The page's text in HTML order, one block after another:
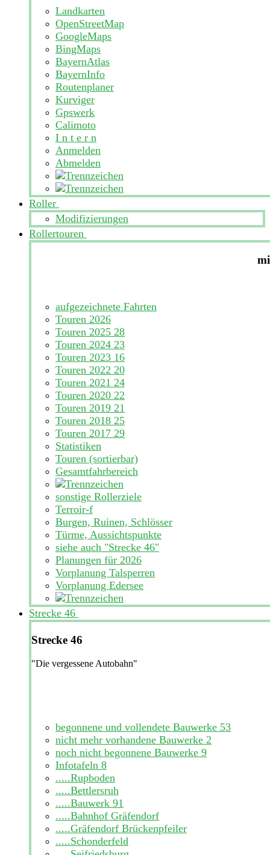
Landkarten
OpenStreetMap
GoogleMaps
BingMaps
BayernAtlas
BayernInfo
Routenplaner
Kurviger
Gpswerk
Calimoto
I n t e r n
Anmelden
Abmelden
Roller
Modifizierungen
Rollertouren
aufgezeichnete Fahrten
Touren 2026
Touren 2025 28
Touren 2024 23
Touren 2023 16
Touren 2022 20
Touren 2021 24
Touren 2020 22
Touren 2019 21
Touren 2018 25
Touren 2017 29
Statistiken
Touren (sortierbar)
Gesamtfahrbereich
sonstige Rollerziele
Terroir-f
Burgen, Ruinen, Schlösser
Türme, Aussichtspunkte
siehe auch "Strecke 46"
Planungen für 2026
Vorplanung Talsperren
Vorplanung Edersee
Strecke 46
Strecke 46
"Die vergessene Autobahn"
begonnene und vollendete Bauwerke 53
nicht mehr vorhandene Bauwerke 2
noch nicht begonnene Bauwerke 9
Infotafeln 8
.....Rupboden
.....Bettlersruh
.....Bauwerk 91
.....Bahnhof Gräfendorf
.....Gräfendorf Brückenpfeiler
.....Schonderfeld